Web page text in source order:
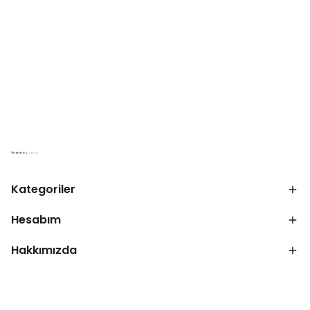
Kategoriler
Hesabım
Hakkımızda